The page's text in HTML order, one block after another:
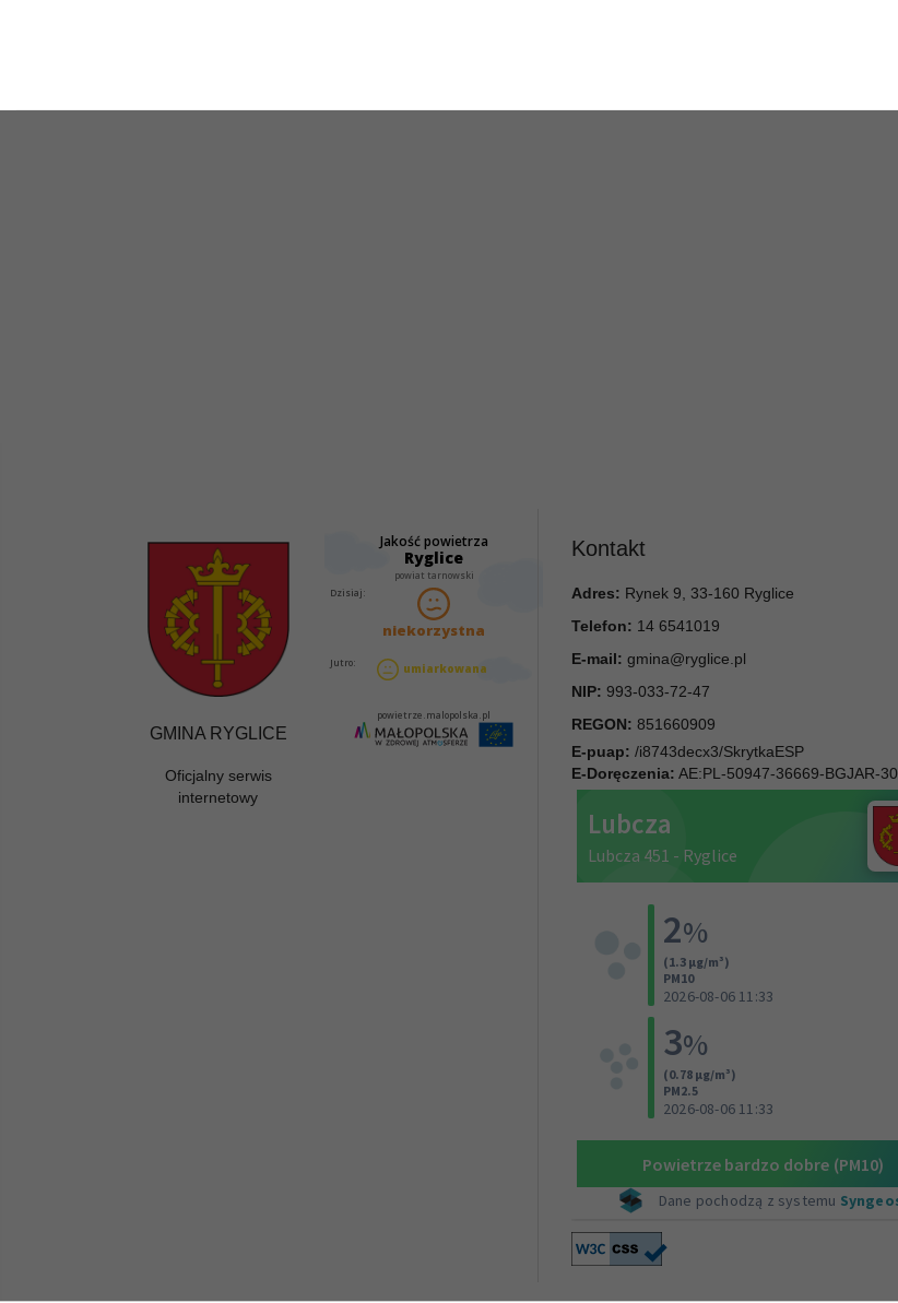
GMINA RYGLICE
Oficjalny serwis
internetowy
Kontakt
Adres: Rynek 9, 33-160 Ryglice
Telefon: 14 6541019
E-mail: gmina@ryglice.pl
NIP: 993-033-72-47
REGON: 851660909
E-puap: /i8743decx3/SkrytkaESP
E-Doręczenia: AE:PL-50947-36669-BGJAR-30